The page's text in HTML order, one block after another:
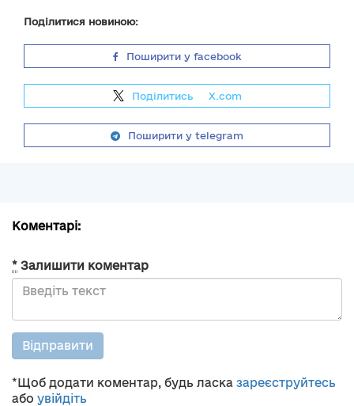
Поділитися новиною:
Поширити у facebook
Поділитись X.com
Поширити у telegram
Коментарі:
* Залишити коментар
Відправити
*Щоб додати коментар, будь ласка зареєструйтесь
або увійдіть